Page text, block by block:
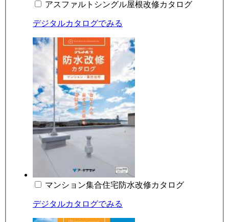
アスファルトシングル屋根改修カタログ
デジタルカタログでみる
マンション集合住宅防水改修カタログ
デジタルカタログでみる